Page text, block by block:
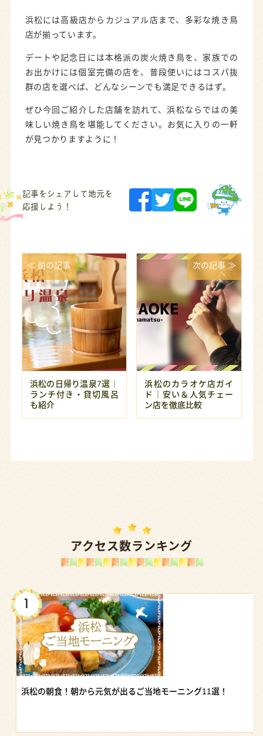
浜松には高級店からカジュアル店まで、多彩な焼き鳥
店が揃っています。
デートや記念日には本格派の炭火焼き鳥を、家族での
お出かけには個室完備の店を、普段使いにはコスパ抜
群の店を選べば、どんなシーンでも満足できるはず。
ぜひ今回ご紹介した店舗を訪れて、浜松ならではの美
味しい焼き鳥を堪能してください。お気に入りの一軒
が見つかりますように！
記事をシェアして地元を
応援しよう！
≪ 前の記事
浜松の日帰り温泉7選｜
ランチ付き・貸切風呂
も紹介
次の記事 ≫
浜松のカラオケ店ガイ
ド｜安い＆人気チェー
ン店を徹底比較
アクセス数ランキング
浜松の朝食！朝から元気が出るご当地モーニング11選！